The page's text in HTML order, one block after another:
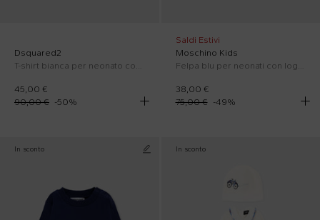
Dsquared2
45,00 €
90,00 € -50%
Saldi Estivi
Moschino Kids
38,00 €
75,00 €
-49%
In sconto In sconto